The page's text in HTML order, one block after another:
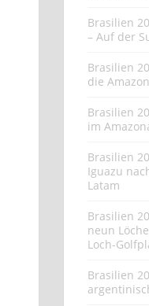
Brasilien
– Auf der
Brasilien
die
Brasilien
im
Brasilien
Iguazu
Latam
Brasilien
neun
Loch-
Brasilien